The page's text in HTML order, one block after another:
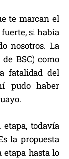
te marcan el
si había
nosotros. La
BSC) como
fatalidad del
pudo haber
todavía
la propuesta
etapa hasta lo